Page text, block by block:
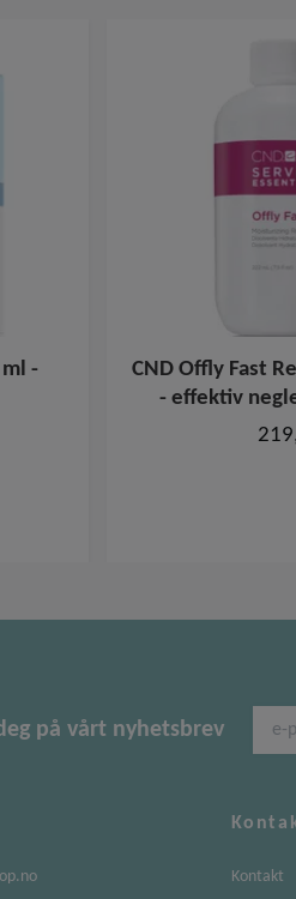
ml -
CND Offly Fast
- effektiv
på vårt nyhetsbrev
Kontakt